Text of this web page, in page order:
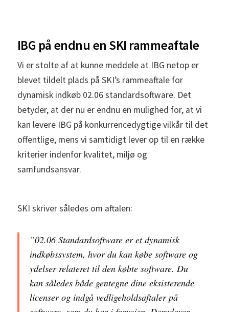
IBG på endnu en SKI rammeaftale
Vi er stolte af at kunne meddele at IBG netop er
blevet tildelt plads på SKI’s rammeaftale for
dynamisk indkøb 02.06 standardsoftware. Det
betyder, at der nu er endnu en mulighed for, at vi
kan levere IBG på konkurrencedygtige vilkår til det
offentlige, mens vi samtidigt lever op til en række
kriterier indenfor kvalitet, miljø og
samfundsansvar.
SKI skriver således om aftalen:
”02.06 Standardsoftware er et dynamisk
indkøbssystem, hvor du kan købe software og
ydelser relateret til den købte software. Du
kan således både gentegne dine eksisterende
licenser og indgå vedligeholdsaftaler på